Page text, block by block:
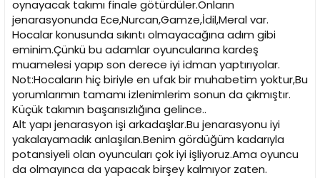
oynayacak takımı finale götürdüler.Onların
jenarasyonunda Ece,Nurcan,Gamze,İdil,Meral var.
Hocalar konusunda sıkıntı olmayacağına adım gibi
eminim.Çünkü bu adamlar oyuncularına kardeş
muamelesi yapıp son derece iyi idman yaptırıyolar.
Not:Hocaların hiç biriyle en ufak bir muhabetim yoktur,Bu
yorumlarımın tamamı izlenimlerim sonun da çıkmıştır.
Küçük takımın başarısızlığına gelince..
Alt yapı jenarasyon işi arkadaşlar.Bu jenarasyonu iyi
yakalayamadık anlaşılan.Benim gördüğüm kadarıyla
potansiyeli olan oyuncuları çok iyi işliyoruz.Ama oyuncu
da olmayınca da yapacak birşey kalmıyor zaten.